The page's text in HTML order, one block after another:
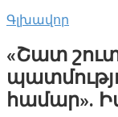
Գլխավոր
«Շատ
համար».